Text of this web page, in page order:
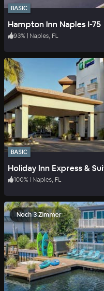
BASIC
Hampton Inn Naples I-75
93% | Naples, FL
BASIC
100% | Naples, FL
Noch 3 Zimmer